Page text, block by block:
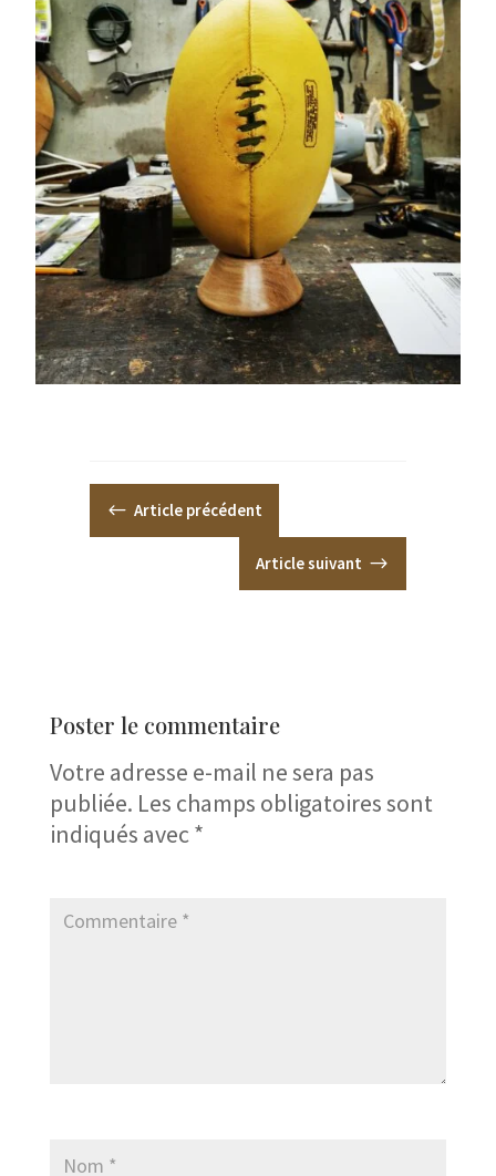
# Article précédent
Article suivant $
Poster le commentaire
Votre adresse e-mail ne sera pas
publiée. Les champs obligatoires sont
indiqués avec*